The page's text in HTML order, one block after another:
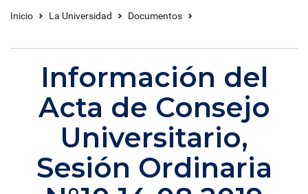
Inicio La Universidad Documentos
Información del
Acta de Consejo
Universitario,
Sesión Ordinaria